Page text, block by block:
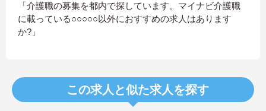
「介護職の募集を都内で探しています。マイナビ介護職
に載っている○○○○○以外におすすめの求人はあります
か?」
この求人と似た求人を探す